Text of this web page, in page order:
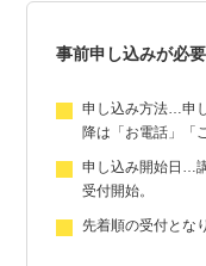
事前申し込みが必
申し込み方法…申
降は「お電話」「
申し込み開始日…
受付開始。
先着順の受付とな